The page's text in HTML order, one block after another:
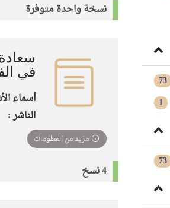
نسخة واحدة متوفرة
في
أسماء
الناشر :
مزيد من المعلومات
4 نسخ
73
1
73